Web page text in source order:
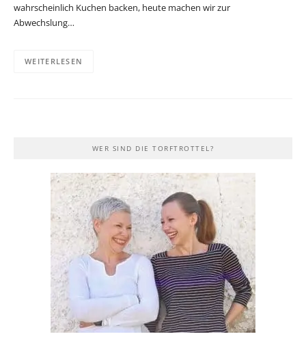
wahrscheinlich Kuchen backen, heute machen wir zur
Abwechslung…
WEITERLESEN
WER SIND DIE TORFTROTTEL?